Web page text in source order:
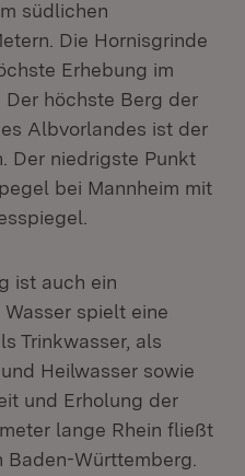
südlichen
Die Hornisgrinde
Erhebung im
höchste Berg der
Albvorlandes ist der
Der niedrigste Punkt
bei Mannheim mit
ist auch ein
spielt eine
Trinkwasser, als
Heilwasser sowie
und Erholung der
lange Rhein fließt
Württemberg.